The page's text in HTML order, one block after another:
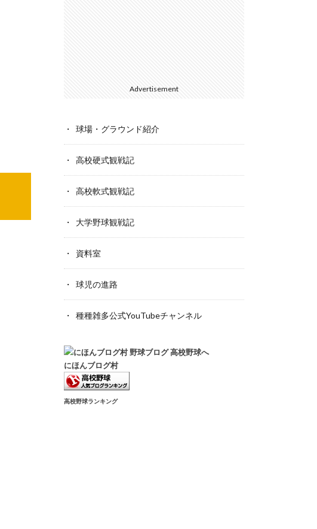
Advertisement
球場・グラウンド紹介
高校硬式観戦記
高校軟式観戦記
大学野球観戦記
資料室
球児の進路
種種雑多公式YouTubeチャンネル
にほんブログ村
高校野球ランキング